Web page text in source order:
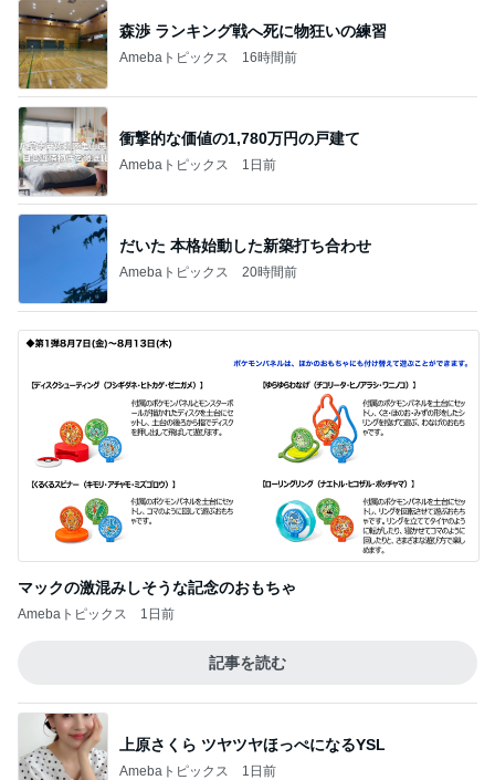
森渉 ランキング戦へ死に物狂いの練習
Amebaトピックス 16時間前
衝撃的な価値の1,780万円の戸建て
Amebaトピックス 1日前
だいた 本格始動した新築打ち合わせ
Amebaトピックス 20時間前
マックの激混みしそうな記念のおもちゃ
Amebaトピックス 1日前
記事を読む
上原さくら ツヤツヤほっぺになるYSL
Amebaトピックス 1日前